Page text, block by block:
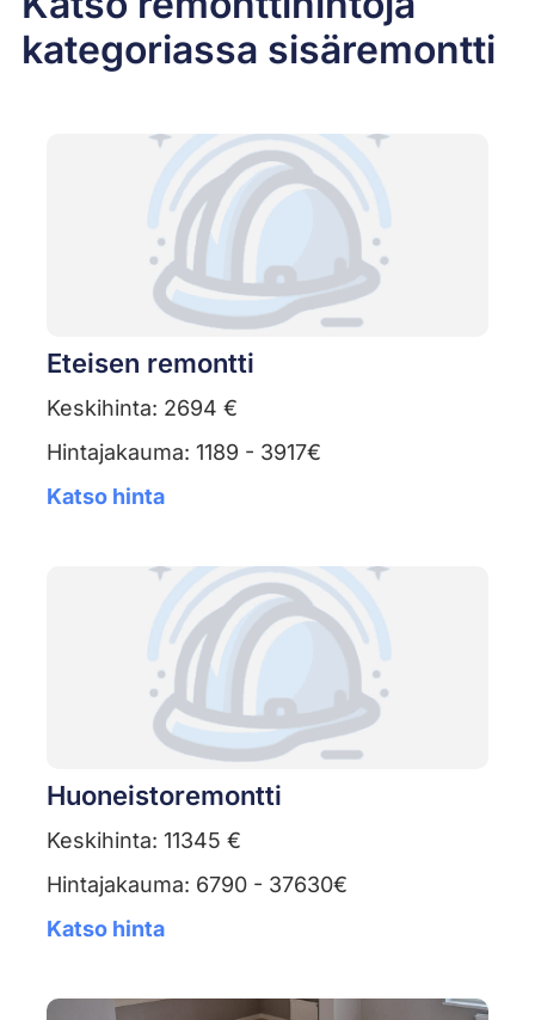
kategoriassa sisäremontti
Eteisen remontti
Keskihinta: 2694 €
Hintajakauma: 1189 - 3917€
Katso hinta
Huoneistoremontti
Keskihinta: 11345 €
Hintajakauma: 6790 - 37630€
Katso hinta